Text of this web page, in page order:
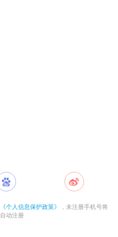
《个人信息保护政策》
，未注册手机号将
自动注册